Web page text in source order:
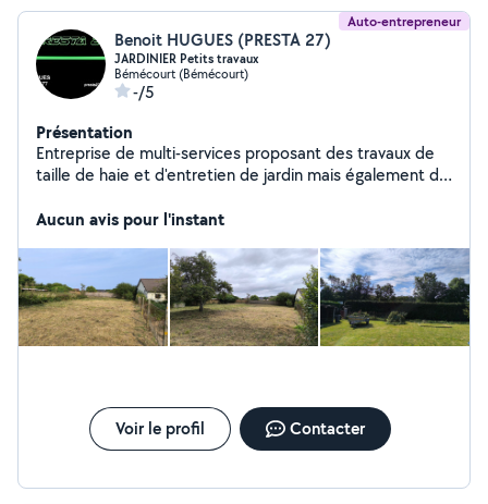
Auto-entrepreneur
Benoit HUGUES (PRESTA 27)
JARDINIER Petits travaux
Bémécourt (Bémécourt)
-/5
Présentation
Entreprise de multi-services proposant des travaux de
taille de haie et d'entretien de jardin mais également de
à18h00 et le Vendredi de 7h30 à 17h30, devis sur
tous renseignements complémentaires n'hésitez pas à
me contacter.
Aucun avis pour l'instant
Voir le profil Contacter